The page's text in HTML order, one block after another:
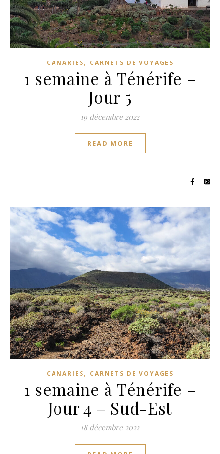
CANARIES, CARNETS DE VOYAGES
1 semaine à Ténérife –
Jour 5
19 décembre 2022
READ MORE
CANARIES, CARNETS DE VOYAGES
1 semaine à Ténérife –
Jour 4 – Sud-Est
18 décembre 2022